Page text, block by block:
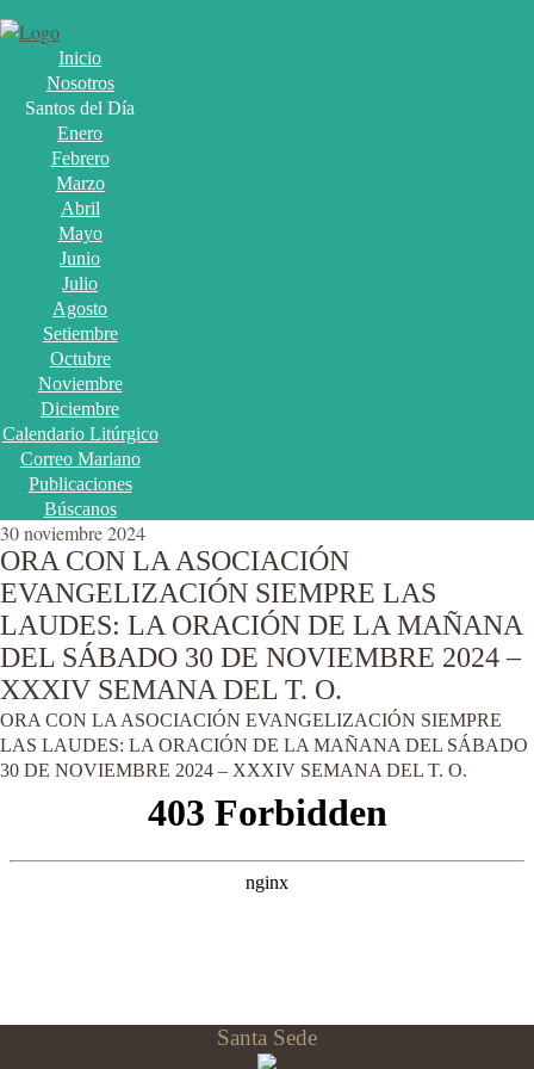
Inicio
Nosotros
Santos del Día
Enero
Febrero
Marzo
Abril
Mayo
Junio
Julio
Agosto
Setiembre
Octubre
Noviembre
Diciembre
Calendario Litúrgico
Correo Mariano
Publicaciones
Búscanos
30 noviembre 2024
ORA CON LA ASOCIACIÓN
EVANGELIZACIÓN SIEMPRE LAS
LAUDES: LA ORACIÓN DE LA MAÑANA
DEL SÁBADO 30 DE NOVIEMBRE 2024 –
XXXIV SEMANA DEL T. O.
ORA CON LA ASOCIACIÓN EVANGELIZACIÓN SIEMPRE
LAS LAUDES: LA ORACIÓN DE LA MAÑANA DEL SÁBADO
30 DE NOVIEMBRE 2024 – XXXIV SEMANA DEL T. O.
Santa Sede